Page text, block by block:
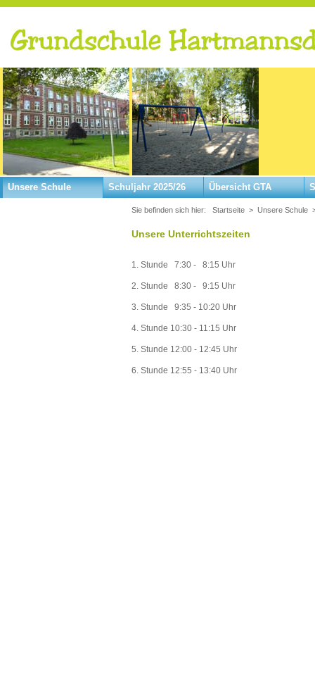
Unsere Schule Schuljahr 2025/26 Übersicht GTA
Sie befinden sich hier: Startseite > Unsere Schule
Unsere Unterrichtszeiten
1. Stunde 7:30 - 8:15 Uhr
2. Stunde 8:30 - 9:15 Uhr
3. Stunde 9:35 - 10:20 Uhr
4. Stunde 10:30 - 11:15 Uhr
5. Stunde 12:00 - 12:45 Uhr
6. Stunde 12:55 - 13:40 Uhr